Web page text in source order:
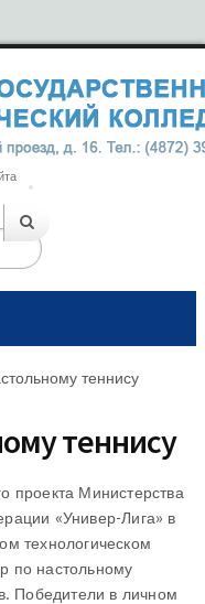
теннису
теннису
проекта Министерства
«Универ-Лига» в
технологическом
по настольному
Победители в личном